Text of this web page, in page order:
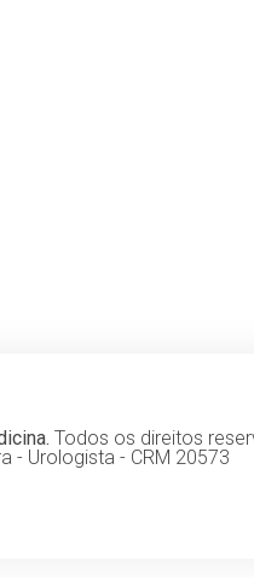
Todos os direitos
- Urologista - CRM 20573